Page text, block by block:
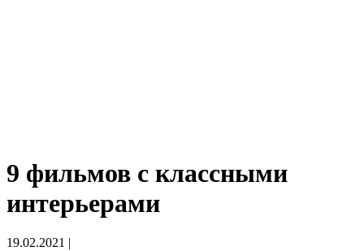
9 фильмов с классными
интерьерами
19.02.2021 |